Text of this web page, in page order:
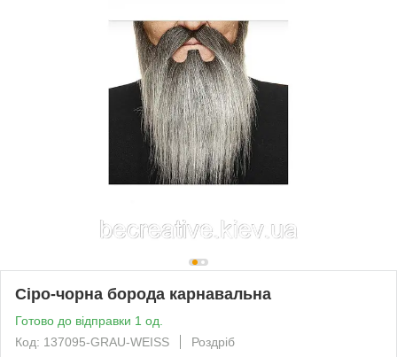
Сіро-чорна борода карнавальна
Готово до відправки 1 од.
Код: 137095-GRAU-WEISS
Роздріб